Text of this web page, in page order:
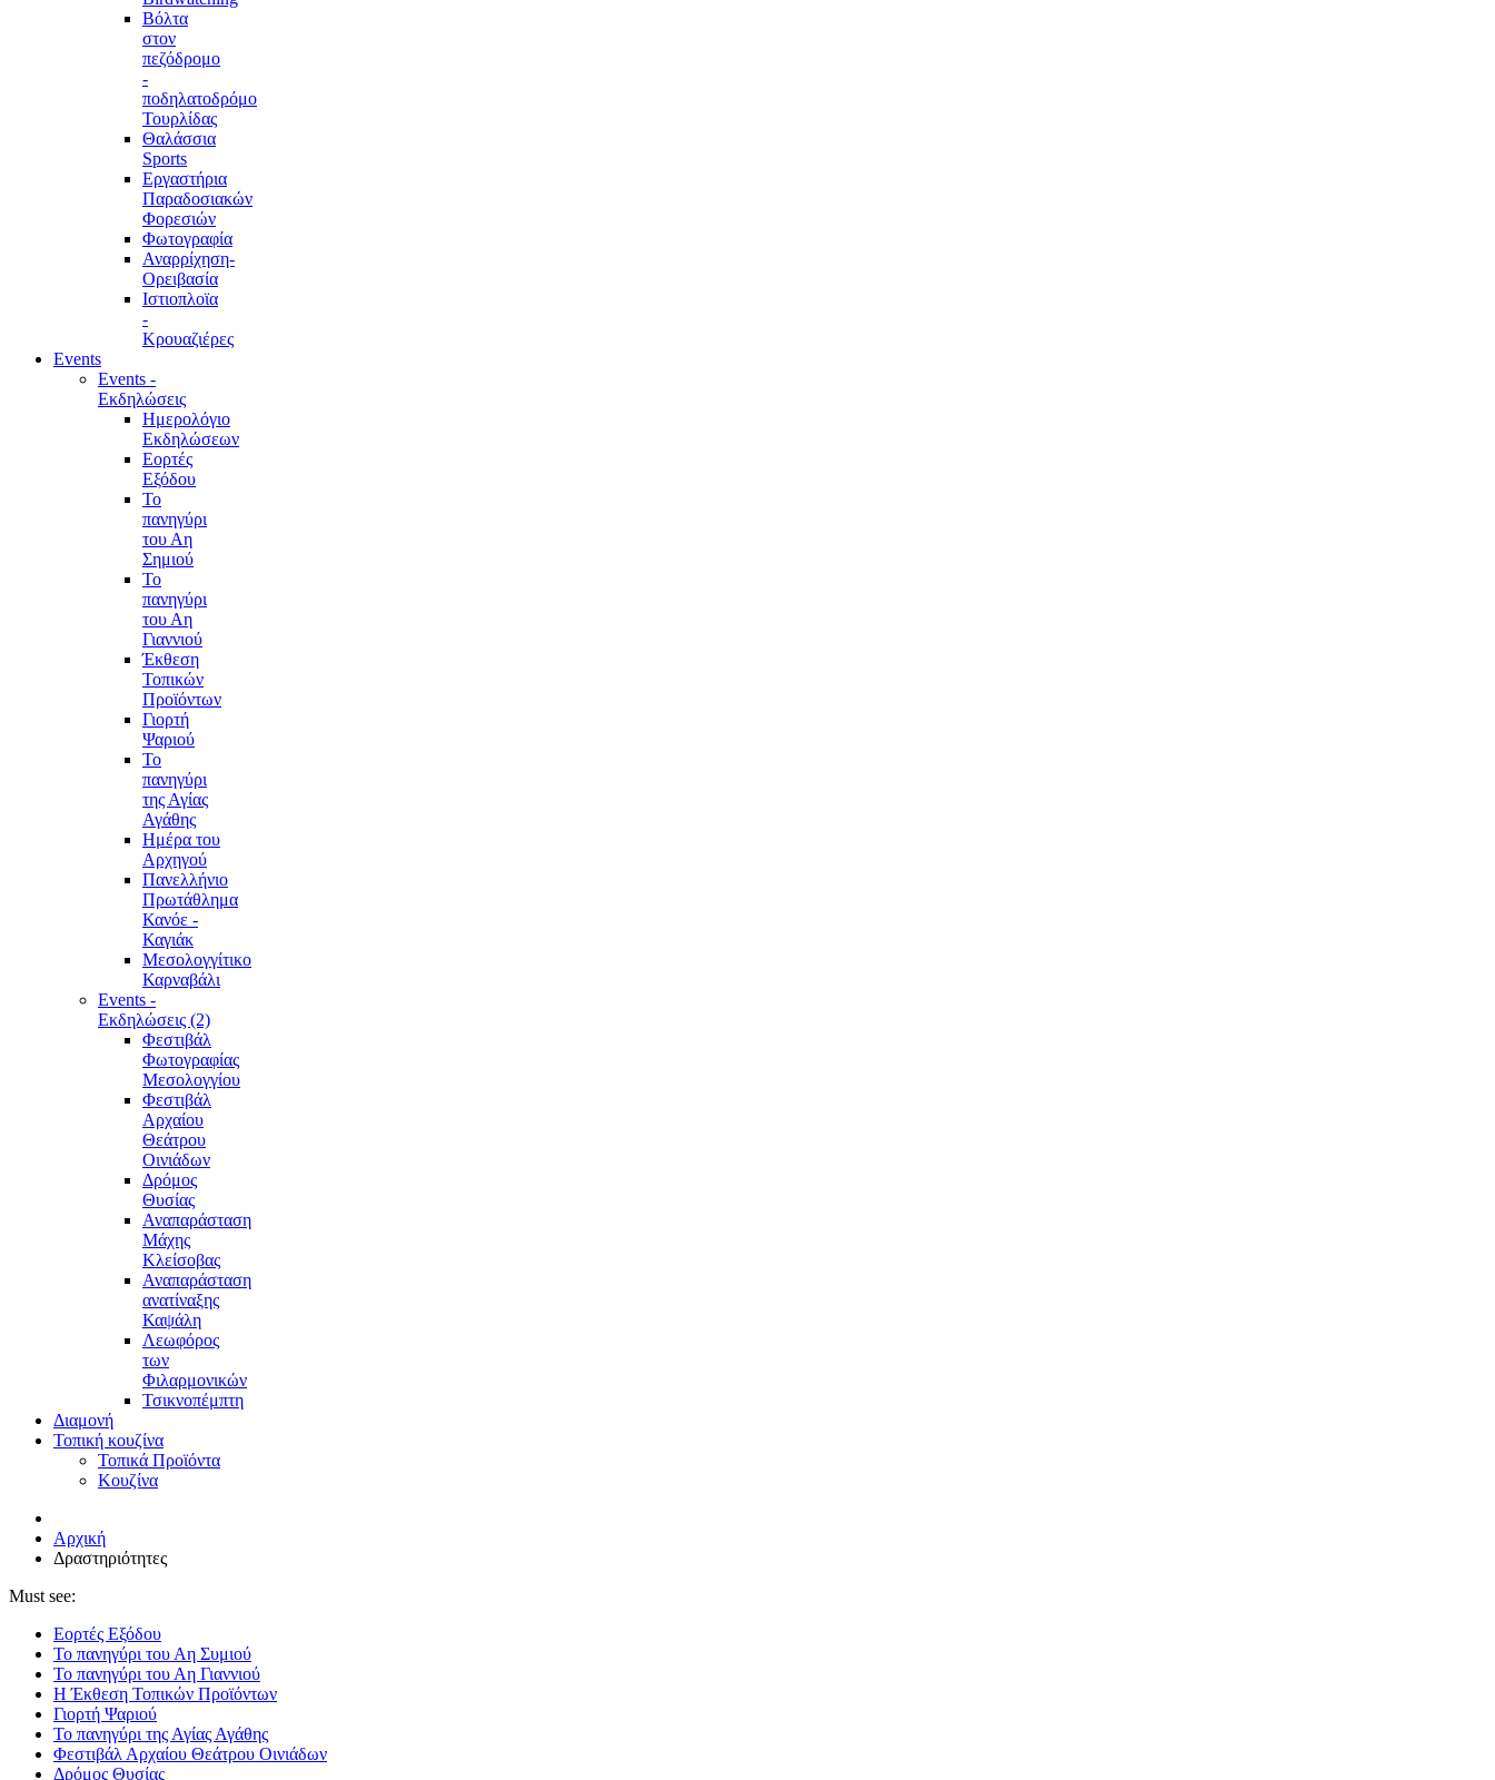
Βόλτα
στον
πεζόδρομο
-
ποδηλατοδρόμο
Τουρλίδας
Θαλάσσια
Sports
Εργαστήρια
Παραδοσιακών
Φορεσιών
Φωτογραφία
Αναρρίχηση-
Ορειβασία
Ιστιοπλοϊα
-
Κρουαζιέρες
Events
Events -
Εκδηλώσεις
Ημερολόγιο
Εκδηλώσεων
Εορτές
Εξόδου
Το
πανηγύρι
του Αη
Σημιού
Το
πανηγύρι
του Αη
Γιαννιού
Έκθεση
Τοπικών
Προϊόντων
Γιορτή
Ψαριού
Το
πανηγύρι
της Αγίας
Αγάθης
Ημέρα του
Αρχηγού
Πανελλήνιο
Πρωτάθλημα
Κανόε -
Καγιάκ
Μεσολογγίτικο
Καρναβάλι
Events -
Εκδηλώσεις (2)
Φεστιβάλ
Φωτογραφίας
Μεσολογγίου
Φεστιβάλ
Αρχαίου
Θεάτρου
Οινιάδων
Δρόμος
Θυσίας
Αναπαράσταση
Μάχης
Κλείσοβας
Αναπαράσταση
ανατίναξης
Καψάλη
Λεωφόρος
των
Φιλαρμονικών
Τσικνοπέμπτη
Διαμονή
Τοπική κουζίνα
Τοπικά Προϊόντα
Κουζίνα
Αρχική
Δραστηριότητες
Must see:
Εορτές Εξόδου
Το πανηγύρι του Αη Συμιού
Το πανηγύρι του Αη Γιαννιού
Η Έκθεση Τοπικών Προϊόντων
Γιορτή Ψαριού
Το πανηγύρι της Αγίας Αγάθης
Φεστιβάλ Αρχαίου Θεάτρου Οινιάδων
Δρόμος Θυσίας